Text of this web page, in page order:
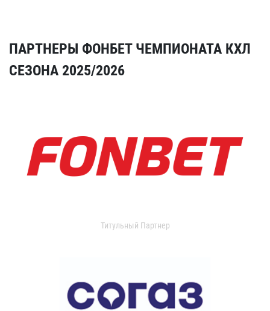
ПАРТНЕРЫ ФОНБЕТ ЧЕМПИОНАТА КХЛ
СЕЗОНА 2025/2026
Титульный Партнер